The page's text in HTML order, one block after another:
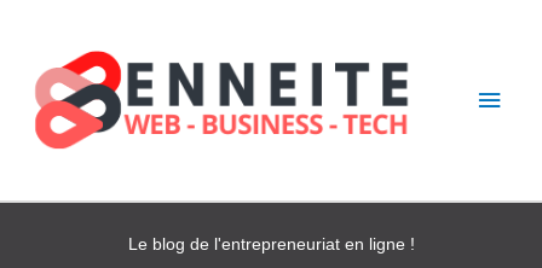
contenu
Le blog de l'entrepreneuriat en ligne !